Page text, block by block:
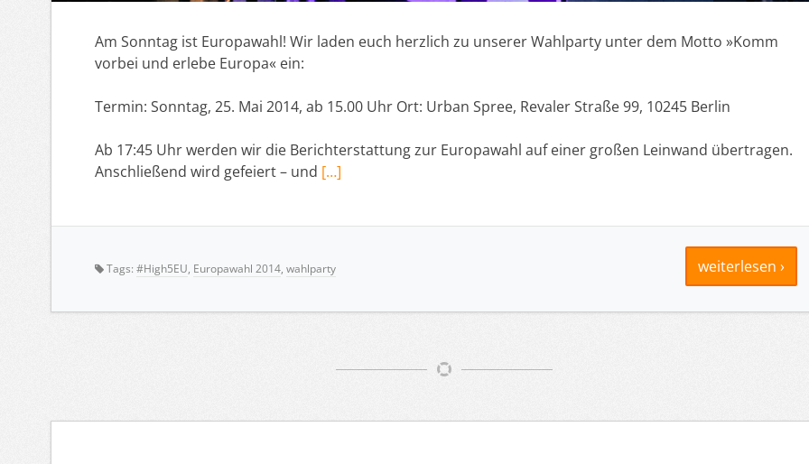
Am Sonntag ist Europawahl! Wir laden euch herzlich zu unserer Wahlparty unter dem Motto »Komm
vorbei und erlebe Europa« ein:
Termin: Sonntag, 25. Mai 2014, ab 15.00 Uhr Ort: Urban Spree, Revaler Straße 99, 10245 Berlin
Ab 17:45 Uhr werden wir die Berichterstattung zur Europawahl auf einer großen Leinwand übertragen.
Anschließend wird gefeiert – und […]
weiterlesen ›
Tags: #High5EU, Europawahl 2014, wahlparty